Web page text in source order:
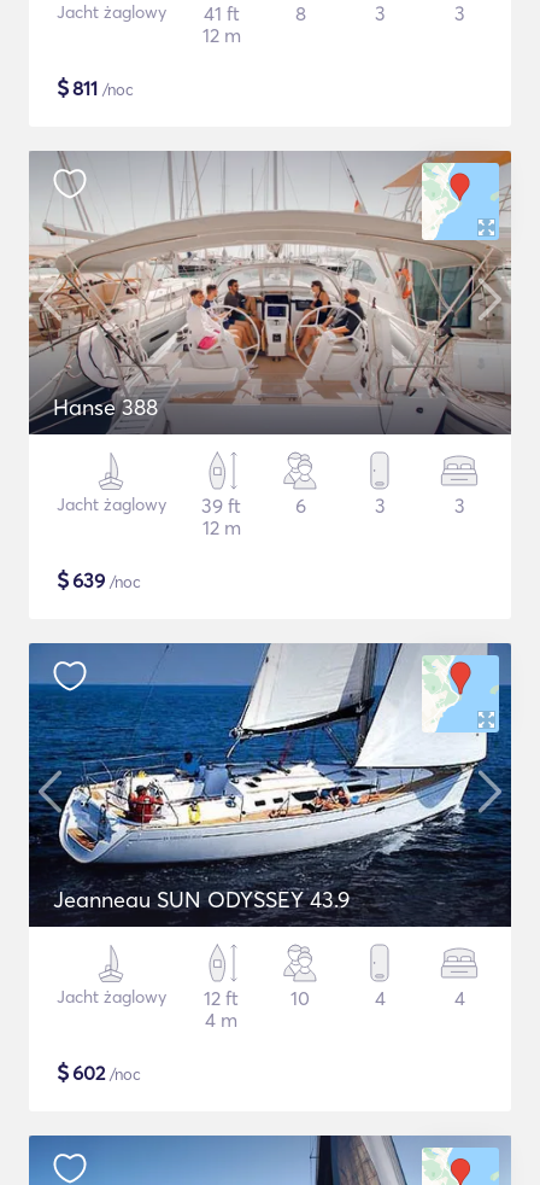
Jacht żaglowy
41 ft
12 m
8 3 3
$811 /noc
Hanse 388
Jacht żaglowy
39 ft
12 m
6 3 3
$639 /noc
Jeanneau SUN ODYSSEY 43.9
Jacht żaglowy
12 ft
4 m
10 4 4
$602/noc